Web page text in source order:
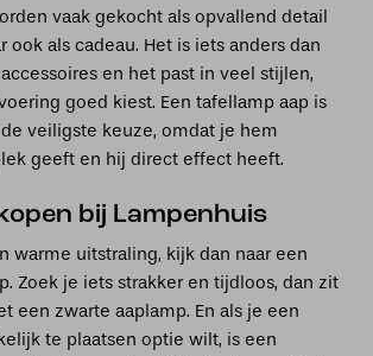
vaak gekocht als opvallend detail
ook als cadeau. Het is iets anders dan
en het past in veel stijlen,
goed kiest. Een tafellamp aap is
veiligste keuze, omdat je hem
geeft en hij direct effect heeft.
bij Lampenhuis
warme uitstraling, kijk dan naar een
Zoek je iets strakker en tijdloos, dan zit
een zwarte aaplamp. En als je een
te plaatsen optie wilt, is een